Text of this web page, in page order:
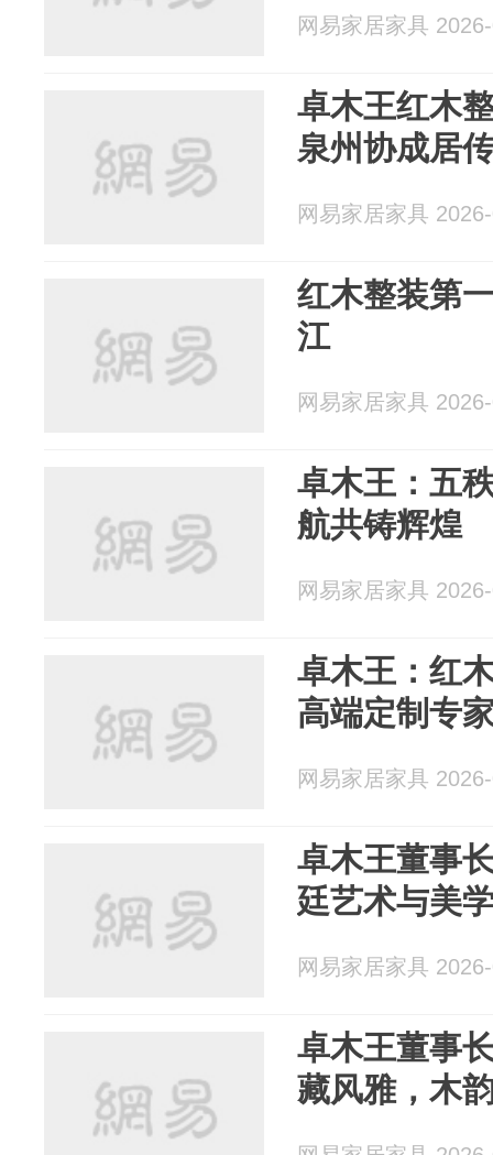
网易家居家具
卓木王红木
泉州协成居
网易家居家具
红木整装第
江
网易家居家具
卓木王：五
航共铸辉煌
网易家居家具
卓木王：红
高端定制专
网易家居家具
卓木王董事
廷艺术与美
网易家居家具
卓木王董事
藏风雅，木